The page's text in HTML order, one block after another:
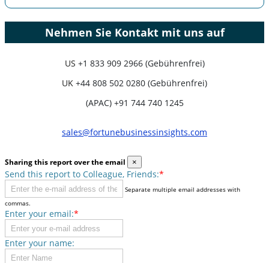
Nehmen Sie Kontakt mit uns auf
US +1 833 909 2966 (Gebührenfrei)
UK +44 808 502 0280 (Gebührenfrei)
(APAC) +91 744 740 1245
sales@fortunebusinessinsights.com
Sharing this report over the email ×
Send this report to Colleague, Friends:*
Separate multiple email addresses with
commas.
Enter your email:*
Enter your name: